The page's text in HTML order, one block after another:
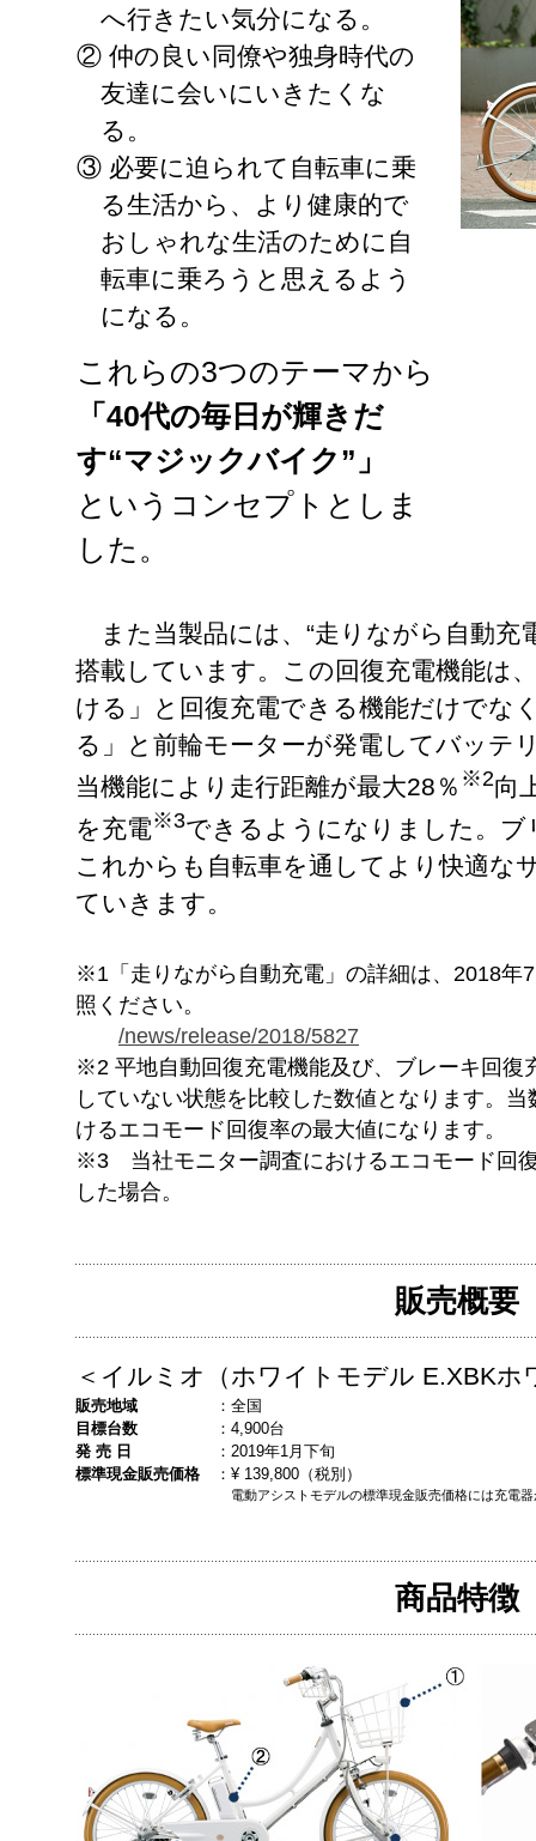
へ行きたい気分になる。
② 仲の良い同僚や独身時代の
友達に会いにいきたくな
る。
③ 必要に迫られて自転車に乗
る生活から、より健康的で
おしゃれな生活のために自
転車に乗ろうと思えるよう
になる。
これらの3つのテーマから
「40代の毎日が輝きだ
す“マジックバイク”」
というコンセプトとしま
した。
また当製品には、“走りながら自動充
搭載しています。この回復充電機能は
ける」と回復充電できる機能だけでな
る」と前輪モーターが発電してバッテ
当機能により走行距離が最大28％ ※2向
を充電※3できるようになりました。
これからも自転車を通してより快適な
ていきます。
※1「走りながら自動充電」の詳細は、2018年
照ください。
/news/release/2018/5827
※2 平地自動回復充電機能及び、ブレーキ回復
していない状態を比較した数値となります。
けるエコモード回復率の最大値になります。
※3 当社モニター調査におけるエコモード回
した場合。
販売概要
＜イルミオ（ホワイトモデル E.XBKホ
販売地域 ： 全国
目標台数
： 4,900台
発 売 日
： 2019年1月下旬
標準現金販売価格
： ¥ 139,800（税別）
電動アシストモデルの標準現金販売価格には充電
商品特徴